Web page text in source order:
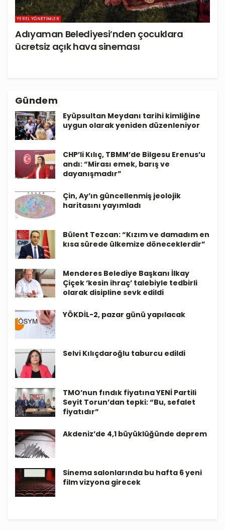
YEREL YÖNETIMLER
Adıyaman Belediyesi’nden çocuklara
ücretsiz açık hava sineması
Gündem
Eyüpsultan Meydanı tarihi kimliğine
uygun olarak yeniden düzenleniyor
CHP’li Kılıç, TBMM’de Bilgesu Erenus’u
andı: “Mirası emek, barış ve
dayanışmadır”
Çin, Ay’ın güncellenmiş jeolojik
haritasını yayımladı
Bülent Tezcan: “Kızım ve damadım en
kısa sürede ülkemize döneceklerdir”
Menderes Belediye Başkanı İlkay
Çiçek ‘kesin ihraç’ talebiyle tedbirli
olarak disipline sevk edildi
YÖKDİL-2, pazar günü yapılacak
Selvi Kılıçdaroğlu taburcu edildi
TMO’nun fındık fiyatına YENİ Partili
Seyit Torun’dan tepki: “Bu, sefalet
fiyatıdır”
Akdeniz’de 4,1 büyüklüğünde deprem
Sinema salonlarında bu hafta 6 yeni
film vizyona girecek